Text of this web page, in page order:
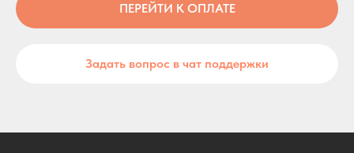
ПЕРЕЙТИ К ОПЛАТЕ
Задать вопрос в чат поддержки